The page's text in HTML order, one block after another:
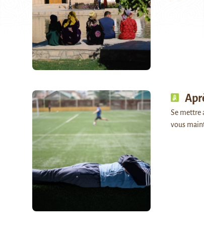
Se mettre
vous